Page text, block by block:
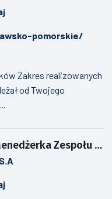
pomorskie/
Zakres realizowanych
od Twojego
Menedżer / Menedżerka Zespołu Strategii Komercyjnej i Kontraktowania